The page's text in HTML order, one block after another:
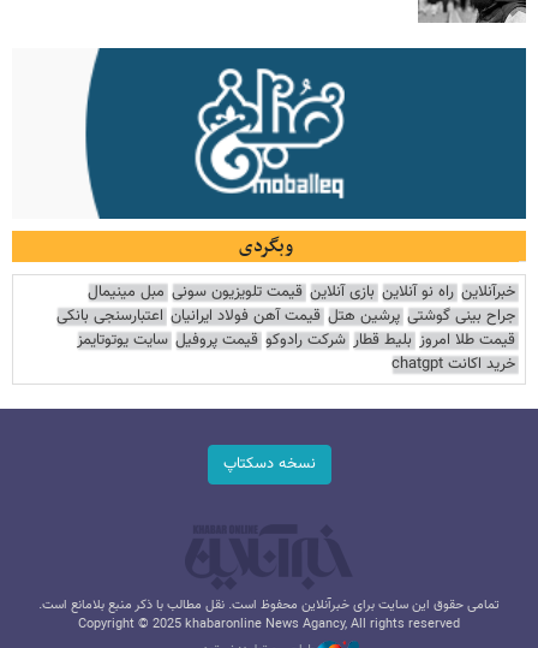
وبگردی
خبرآنلاین راه نو آنلاین بازی آنلاین قیمت تلویزیون سونی مبل مینیمال
جراح بینی گوشتی پرشین هتل قیمت آهن فولاد ایرانیان اعتبارسنجی بانکی
قیمت طلا امروز بلیط قطار شرکت رادوکو قیمت پروفیل سایت یوتوتایمز
خرید اکانت chatgpt
نسخه دسکتاپ
تمامی حقوق این سایت برای خبرآنلاین محفوظ است. نقل مطالب با ذکر منبع بلامانع است.
Copyright © 2025 khabaronline News Agancy, All rights reserved